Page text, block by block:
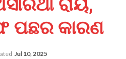
ରାୟ,
ପଛର କାରଣ
Jul 10, 2025